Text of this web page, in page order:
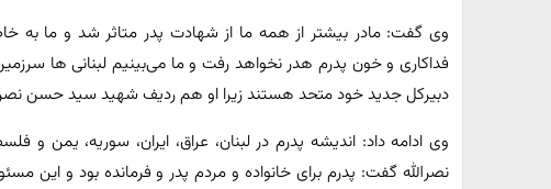
وی گفت: مادر بیشتر از همه ما از شهادت پدر متاثر شد و ما به
فداکاری و خون پدرم هدر نخواهد رفت و ما می‌بینیم لبنانی ها
دبیرکل جدید خود متحد هستند زیرا او هم ردیف شهید سید حسن
وی ادامه داد: اندیشه پدرم در لبنان، عراق، ایران، سوریه، یمن و
نصرالله گفت: پدرم برای خانواده و مردم پدر و فرمانده بود و این